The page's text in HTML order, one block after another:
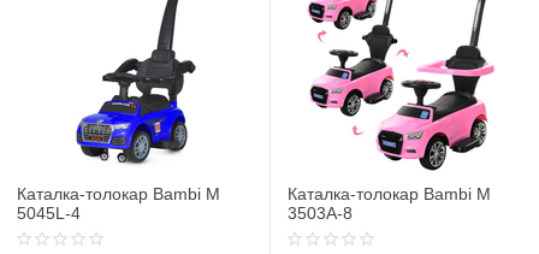
Каталка-толокар Bambi M
5045L-4
Каталка-толокар Bambi M
3503A-8